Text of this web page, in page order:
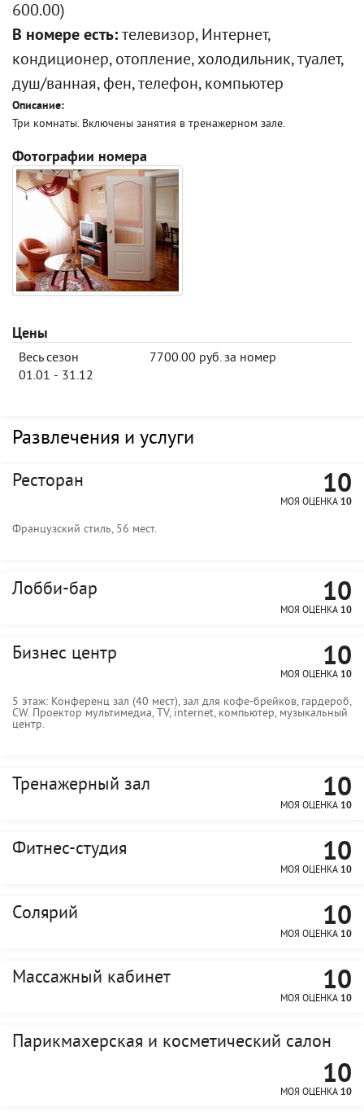
600.00)
В номере есть: телевизор, Интернет,
кондиционер, отопление, холодильник, туалет,
душ/ванная, фен, телефон, компьютер
Описание:
Три комнаты. Включены занятия в тренажерном зале.
Фотографии номера
Цены
Весь сезон
01.01 - 31.12
7700.00 руб. за номер
Развлечения и услуги
Ресторан 10
МОЯ ОЦЕНКА 10
Французский стиль, 56 мест.
Лобби-бар 10
МОЯ ОЦЕНКА 10
Бизнес центр 10
МОЯ ОЦЕНКА 10
5 этаж: Конференц зал (40 мест), зал для кофе-брейков, гардероб,
CW. Проектор мультимедиа, TV, internet, компьютер, музыкальный
центр.
Тренажерный зал 10
МОЯ ОЦЕНКА 10
Фитнес-студия 10
МОЯ ОЦЕНКА 10
Солярий 10
МОЯ ОЦЕНКА 10
Массажный кабинет 10
МОЯ ОЦЕНКА 10
Парикмахерская и косметический салон
10
МОЯ ОЦЕНКА 10